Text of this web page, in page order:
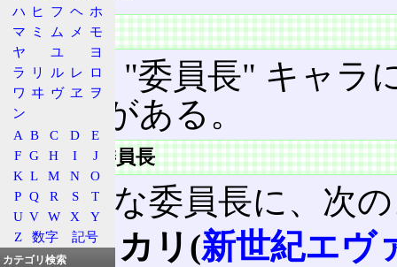
特徴
多くの "委員長" キャラ
共通点がある。
代表的な委員長
代表的な委員長に、次
洞木ヒカリ(新世紀エヴ
ハ ヒ フ ヘ ホ
マ ミ ム メ
モ
ヤ
ユ
ヨ
ラ
リ ル レ ロ
ワ ヰ ヴ ヱ
ヲ
ン
A B C D
E
F G H I
J
K L M N
O
P Q R S
T
U V W X
Y
Z
数字 記号
カテゴリ検索